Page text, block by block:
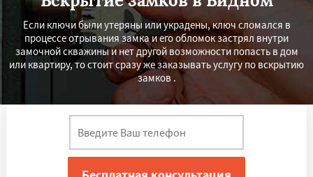
Если ключи были утеряны или украдены, ключ сломался в
процессе отрывания замка и его обломок застрял внутри
замочной скважины и нет другой возможности попасть в дом
или квартиру, то стоит сразу же заказывать услугу по вскрытию
замков .